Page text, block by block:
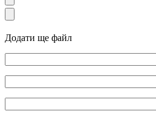
Додати ще файл